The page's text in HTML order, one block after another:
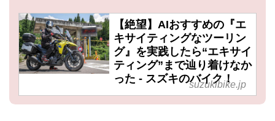
【絶望】AIおすすめの『エ
キサイティングなツーリン
グ』を実践したら“エキサイ
ティング”まで辿り着けなか
った - スズキのバイク！
suzukibike.jp